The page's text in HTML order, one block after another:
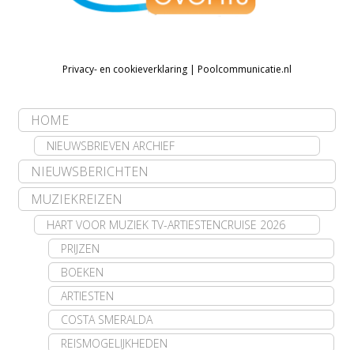
Privacy- en cookieverklaring | Poolcommunicatie.nl
HOME
NIEUWSBRIEVEN ARCHIEF
NIEUWSBERICHTEN
MUZIEKREIZEN
HART VOOR MUZIEK TV-ARTIESTENCRUISE 2026
PRIJZEN
BOEKEN
ARTIESTEN
COSTA SMERALDA
REISMOGELIJKHEDEN